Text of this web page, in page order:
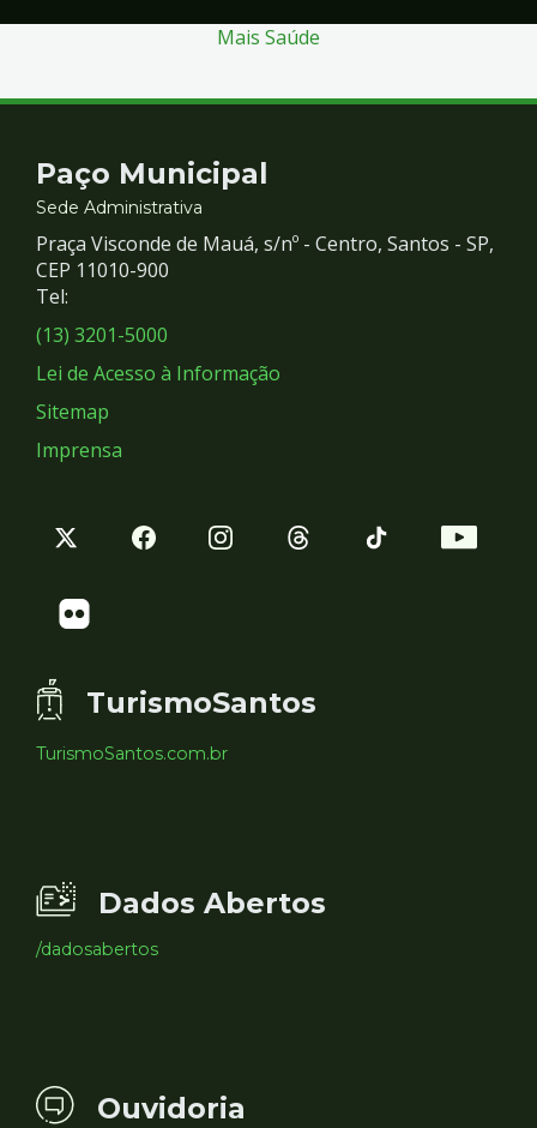
Mais Saúde
Contato
e
Redes
Sociais
Paço Municipal
Sede Administrativa
Praça Visconde de Mauá, s/nº - Centro, Santos - SP,
CEP 11010-900
Tel:
(13) 3201-5000
Lei de Acesso à Informação
Sitemap
Imprensa
TurismoSantos
TurismoSantos.com.br
Dados Abertos
/dadosabertos
Ouvidoria